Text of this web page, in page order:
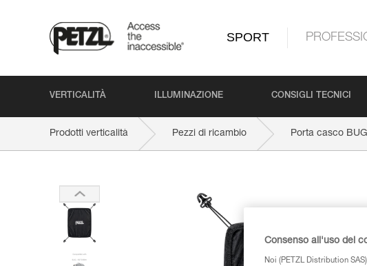
SPORT
VERTICALITÀ ILLUMINAZIONE CONSIGLI TECNICI
Prodotti verticalità Pezzi di ricambio Porta casco BUG
Consenso all'uso dei
Noi (PETZL Distribution